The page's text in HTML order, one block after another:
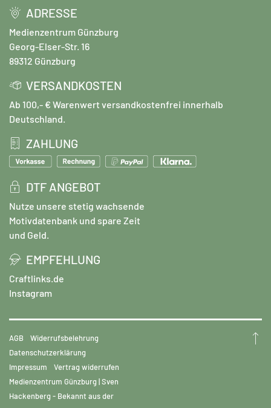
ADRESSE
Medienzentrum Günzburg
Georg-Elser-Str. 16
89312 Günzburg
VERSANDKOSTEN
Ab 100,- € Warenwert versandkostenfrei innerhalb
Deutschland.
ZAHLUNG
DTF ANGEBOT
Nutze unsere stetig wachsende
Motivdatenbank und spare Zeit
und Geld.
EMPFEHLUNG
Craftlinks.de
Instagram
AGB
Widerrufsbelehrung
Datenschutzerklärung
Impressum
Vertrag widerrufen
Medienzentrum Günzburg | Sven
Hackenberg - Bekannt aus der